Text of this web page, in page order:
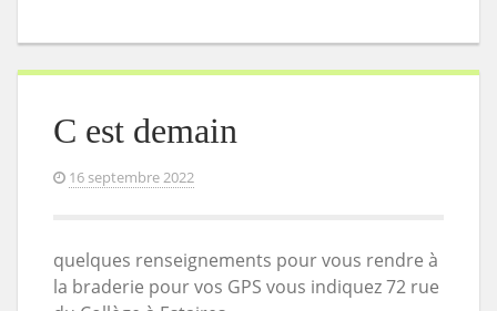
C est demain
16 septembre 2022
quelques renseignements pour vous rendre à
la braderie pour vos GPS vous indiquez 72 rue